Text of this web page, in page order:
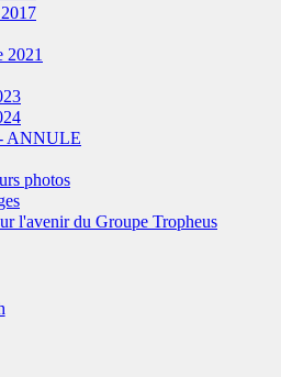
ANNULE
photos
l'avenir du Groupe Tropheus